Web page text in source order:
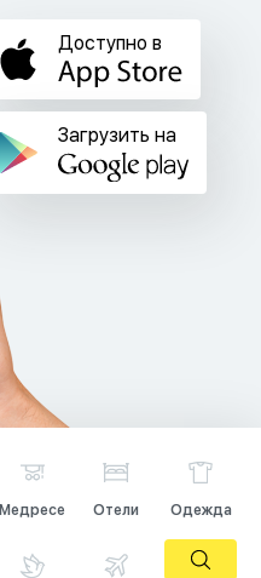
Доступно в
Загрузить на
Медресе Отели Одежда